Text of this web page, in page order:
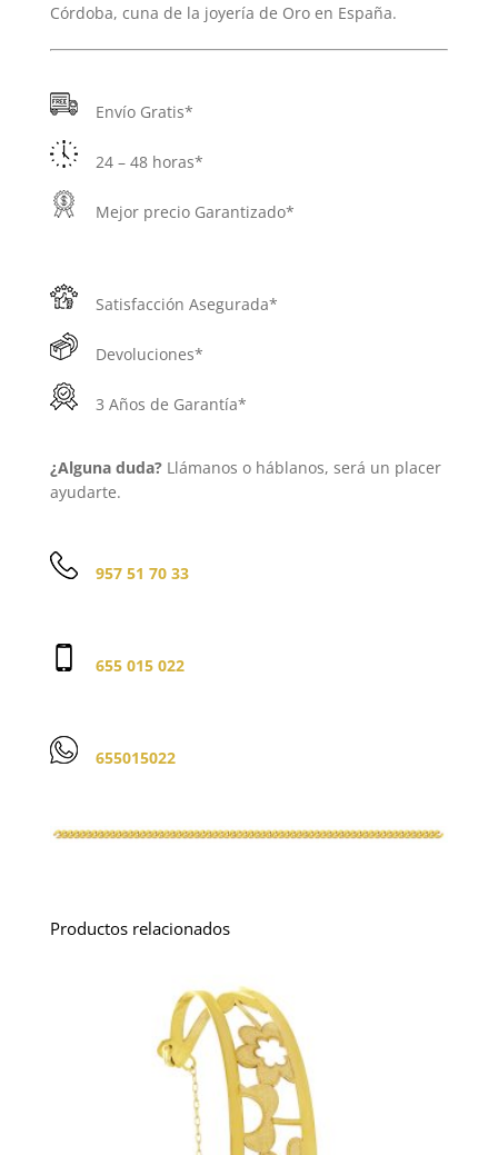
Córdoba, cuna de la joyería de Oro en España.
Envío Gratis*
24 – 48 horas*
Mejor precio Garantizado*
Satisfacción Asegurada*
Devoluciones*
3 Años de Garantía*
¿Alguna duda?Llámanos o háblanos, será un placer
ayudarte.
957 51 70 33
655 015 022
655015022
Productos relacionados